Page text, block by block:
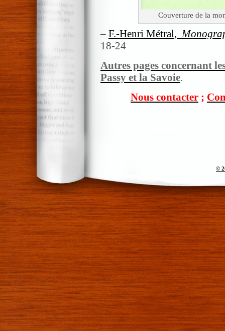
Couverture de la
– F.-Henri Métral,
18-24
Autres pages concernant
Passy et la Savoie.
Nous contacter ;
©